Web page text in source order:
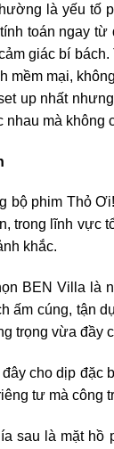
là yếu tố
toán ngay từ
giác bí
mềm mại,
up nhất
mà không
bộ phim Thỏ
trong lĩnh
khắc.
BEN Villa là
ấm cúng, tận
trọng vừa đầy
cho dịp đặc
tư mà công
sau là mặt hồ